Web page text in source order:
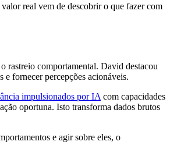
real vem de descobrir o que fazer com
rastreio comportamental. David destacou
fornecer percepções acionáveis.
impulsionados por IA com capacidades
oportuna. Isto transforma dados brutos
e agir sobre eles, o